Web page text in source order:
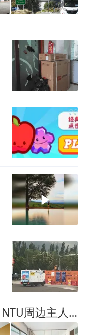
新加坡租房 | 热门商圈 & NTU周边主人房限时招租！（合集速递）